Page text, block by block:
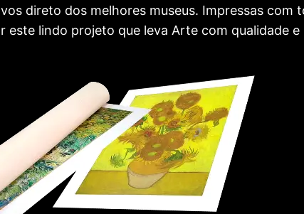
direto dos melhores museus. Impressas com
lindo projeto que leva Arte com qualidade